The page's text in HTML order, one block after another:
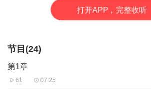
救命之恩，自当以身相许！
从此，抱着高富帅的金大腿，她在娱乐圈节节
打开APP，完整收听
节目(24)
第1章
61 07:25